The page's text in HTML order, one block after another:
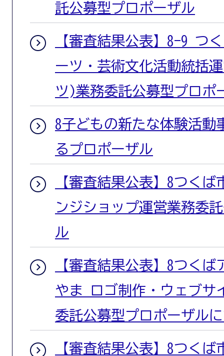
託公募型プロポーザル
【審査結果公表】8-9 つ
ーツ・芸術文化活動統括
ツ)業務委託公募型プロポ
8子どもの新たな体験活動
るプロポーザル
【審査結果公表】8つく
ンジショップ運営業務委
ル
【審査結果公表】8つく
やま ロゴ制作・ウェブサ
委託公募型プロポーザル
【審査結果公表】8つく